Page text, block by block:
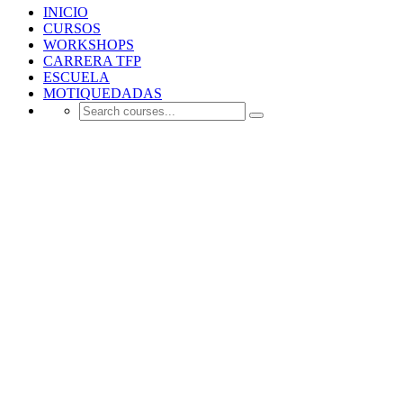
INICIO
CURSOS
WORKSHOPS
CARRERA TFP
ESCUELA
MOTIQUEDADAS